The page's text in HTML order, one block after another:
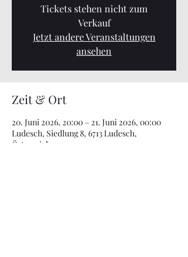
Tickets stehen nicht zum
Verkauf
Jetzt andere Veranstaltungen
ansehen
Zeit & Ort
20. Juni 2026, 20:00 – 21. Juni 2026, 00:00
Ludesch, Siedlung 8, 6713 Ludesch,
Österreich